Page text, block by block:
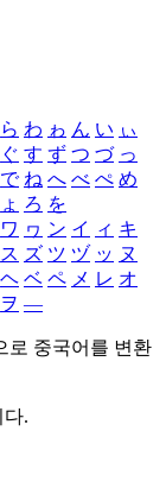
ら わ ゎ ん い ぃ
ぐ す ず つ づ っ
で ね へ べ ぺ め
ょ ろ を
ワ ヮ ン イ ィ キ
ス ズ ツ ヅ ッ ヌ
ヘ ベ ペ メ レ オ
ヲ ―
로 중국어를 변환
.